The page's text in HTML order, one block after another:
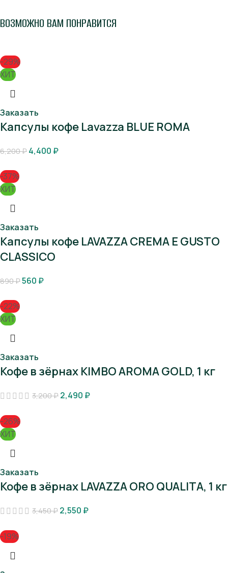
ВОЗМОЖНО ВАМ ПОНРАВИТСЯ
-29%
ХИТ
Заказать
Капсулы кофе Lavazza BLUE ROMA
6,200₽ 4,400 ₽
-37%
ХИТ
Заказать
Капсулы кофе LAVAZZA CREMA E GUSTO
CLASSICO
890₽560 ₽
-22%
ХИТ
Заказать
Кофе в зёрнах KIMBO AROMA GOLD, 1 кг
3,200₽ 2,490 ₽
-26%
ХИТ
Заказать
Кофе в зёрнах LAVAZZA ORO QUALITA, 1 кг
3,450₽ 2,550 ₽
-19%